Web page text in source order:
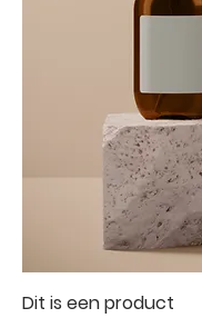
Dit is een product